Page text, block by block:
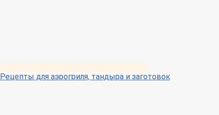
Рецепты для аэрогриля, тандыра и заготовок